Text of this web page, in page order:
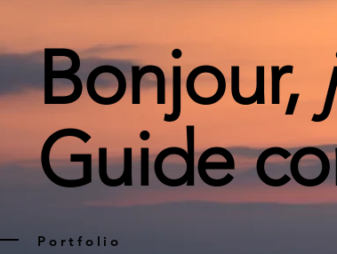
Bonjour,
Guide
Portfolio